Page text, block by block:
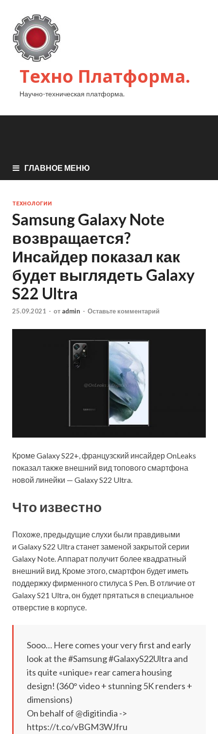
Техно Платформа.
Научно-техническая платформа.
ГЛАВНОЕ МЕНЮ
ТЕХНОЛОГИИ
Samsung Galaxy Note
возвращается?
Инсайдер показал как
будет выглядеть Galaxy
S22 Ultra
25.09.2021 - от admin - Оставьте комментарий
Кроме Galaxy S22+, французский инсайдер OnLeaks
показал также внешний вид топового смартфона
новой линейки — Galaxy S22 Ultra.
Что известно
Похоже, предыдущие слухи были правдивыми
и Galaxy S22 Ultra станет заменой закрытой серии
Galaxy Note. Аппарат получит более квадратный
внешний вид. Кромеэтого, смартфон будет иметь
поддержку фирменного стилуса S Pen. В отличие от
Galaxy S21 Ultra, он будет прятаться в специальное
отверстие в корпусе.
Sooo… Here comes your very first and early
look at the #Samsung #GalaxyS22Ultra and
its quite «unique» rear camera housing
design! (360° video + stunning 5K renders +
dimensions)
On behalf of @digitindia ->
https://t.co/vBGM3WJfru